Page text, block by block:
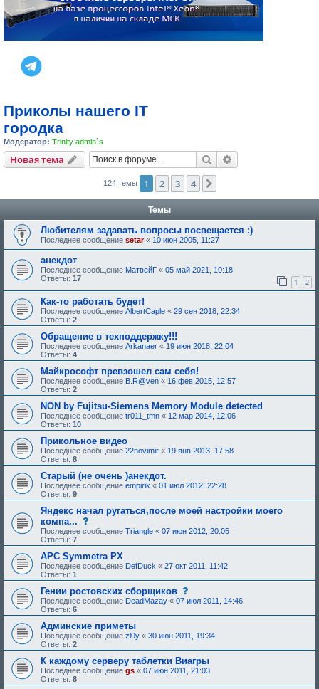
Приколы нашего IT
городка
Модератор: Trinity admin`s
Новая тема Поиск
124 темы 1 2 3 4
Темы
Любителям задавать вопросы посвещается :)
Последнее сообщение setar« 10 июн 2005, 11:27
анекдот
Последнее сообщение МатвейГ « 05 май 2021, 10:18
Ответы: 17 1 2
Как-то работать будет!
Последнее сообщение AlbertCaple « 29 сен 2018, 22:34
Ответы: 2
Обращение в техподдержку!!!
Последнее сообщение Arkanaer « 19 июн 2018, 22:04
Ответы: 4
Майкрософт превзошел сам себя!
Последнее сообщение B.R@ven « 16 фев 2015, 12:57
Ответы: 2
NON by Fujitsu-Siemens Memory Module detected
Последнее сообщение tr011_tmn « 12 мар 2014, 12:06
Ответы: 10
Прикольное видео
Последнее сообщение 22novimir « 19 янв 2013, 17:58
Ответы: 8
Старый (не очень )анекдот.
Последнее сообщение empirik « 01 июл 2012, 22:28
Ответы: 9
Яндекс начал ругаться,после моей настройки моего
компа...
о
о
б
щ
е
н
и
е
,
т
р
б
у
е
е
Последнее сообщение Triangle « 07 июн 2012, 20:05
Ответы: 7
APC Symmetra PX
Последнее сообщение DefDuck « 27 окт 2011, 11:42
Ответы: 1
Гении ростовских сборщиков
о
о
б
н
и
е
,
т
р
Последнее сообщение DeadMazay « 07 июл 2011, 14:46
Ответы: 6
Админские приметы
Последнее сообщение zl0y « 30 июн 2011, 19:34
Ответы: 2
К каждому серверу таблетки Виагры
Последнее сообщение gs « 07 июн 2011, 21:03
Ответы: 8